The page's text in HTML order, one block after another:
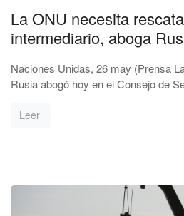
La ONU necesita
intermediario, aboga
Naciones Unidas, 26 may (Prensa
Rusia abogó hoy en el Consejo de
Leer